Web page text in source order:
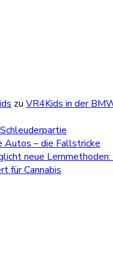
zu VR4Kids in der
Autos – die Fallstricke
neue
für Cannabis